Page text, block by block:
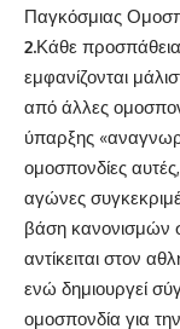
Παγκόσμιας
2.Κάθε
εμφανίζονται
από άλλες
ύπαρξης
ομοσπονδίες
αγώνες
βάση κανονισμών
αντίκειται στον
ενώ δημιουργεί
ομοσπονδία για